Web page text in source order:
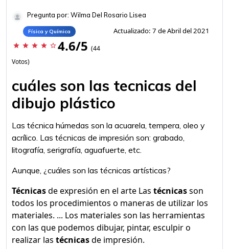
Pregunta por: Wilma Del Rosario Lisea
Física y Química Actualizado: 7 de Abril del 2021
star star star star star_border 4.6/5 (44
Votos)
cuáles son las tecnicas del
dibujo plástico
Las técnica húmedas son la acuarela, tempera, oleo y
acrílico. Las técnicas de impresión son: grabado,
litografía, serigrafía, aguafuerte, etc.
Aunque, ¿cuáles son las técnicas artísticas?
Técnicasde expresión en el arte Las técnicasson
todos los procedimientos o maneras de utilizar los
materiales. ... Los materiales son las herramientas
con las que podemos dibujar, pintar, esculpir o
realizar las técnicasde impresión.